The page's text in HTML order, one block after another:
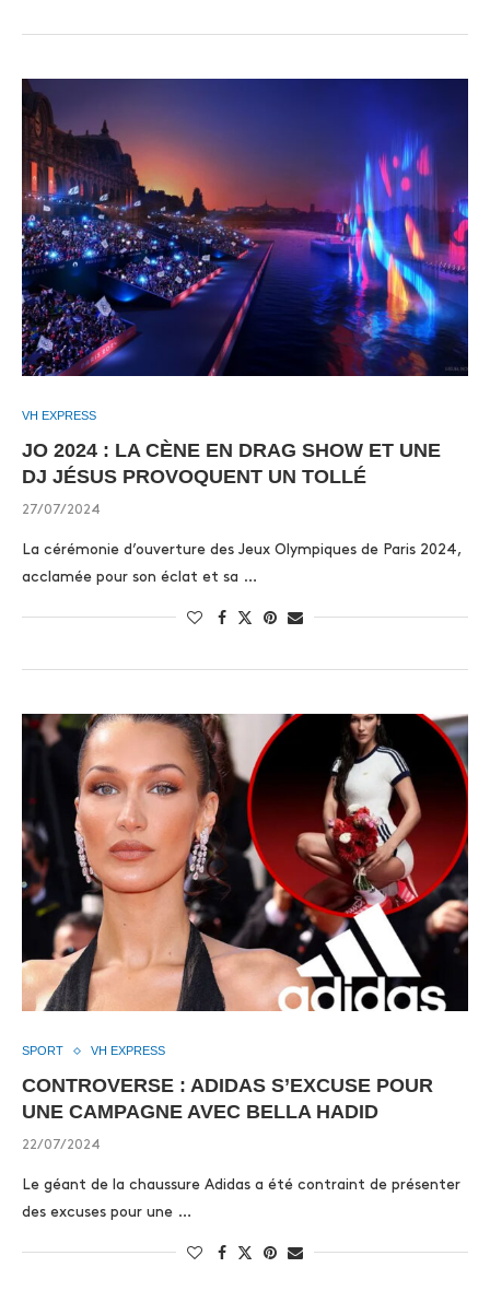
VH EXPRESS
JO 2024 : LA CÈNE EN DRAG SHOW ET UNE
DJ JÉSUS PROVOQUENT UN TOLLÉ
27/07/2024
La cérémonie d’ouverture des Jeux Olympiques de Paris 2024,
acclamée pour son éclat et sa …
SPORT VH EXPRESS
CONTROVERSE : ADIDAS S’EXCUSE POUR
UNE CAMPAGNE AVEC BELLA HADID
22/07/2024
Le géant de la chaussure Adidas a été contraint de présenter
des excuses pour une …